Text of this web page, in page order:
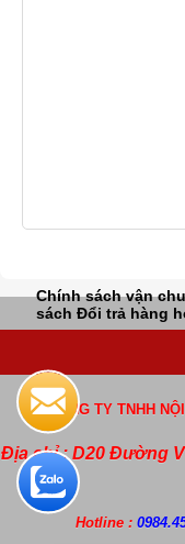
Chính sách vận
sách Đổi trả hàng
CÔNG TY TNHH
Địa chỉ : D20 Đường
Hotline :